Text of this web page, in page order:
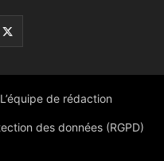
L’équipe de rédaction
des données (RGPD)